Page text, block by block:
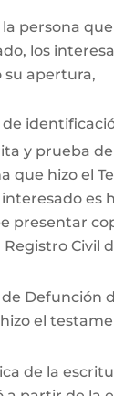
persona
los
su apertura,
y prueba
que hizo el
interesado es
presentar
Civil
Defunción
el
de la